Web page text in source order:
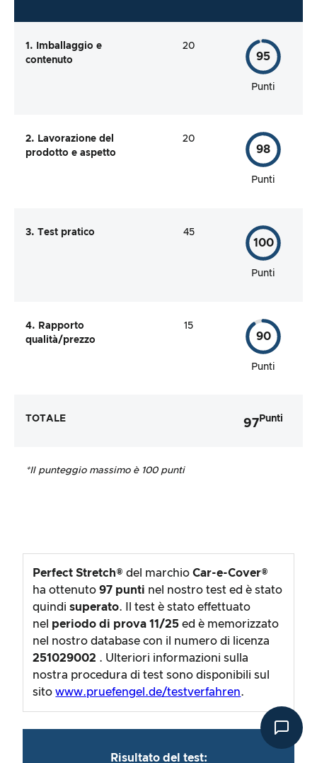
1. Imballaggio e
contenuto
20
95
Punti
2. Lavorazione del
prodotto e aspetto
20
98
Punti
3. Test pratico 45
100
Punti
4. Rapporto
qualità/prezzo
15
90
Punti
TOTALE 97 Punti
*Il punteggio massimo è 100 punti
Perfect Stretch® del marchioCar-e-Cover®
ha ottenuto 97 punti nel nostro test ed è stato
quindisuperato. Il test è stato effettuato
nel periodo di prova 11/25 ed è memorizzato
nel nostro database con il numero di licenza
251029002 . Ulteriori informazioni sulla
nostra procedura di test sono disponibili sul
sitowww.pruefengel.de/testverfahren.
Risultato del test: